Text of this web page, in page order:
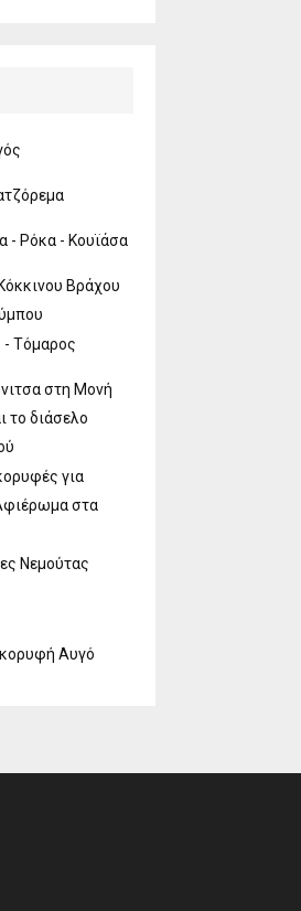
- Ρόκα - Κουϊάσα
Βράχου
- Τόμαρος
στη Μονή
το διάσελο
για
στα
Νεμούτας
Αυγό